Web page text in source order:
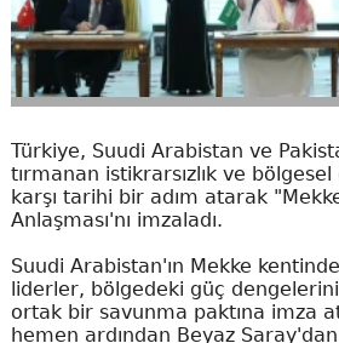
Türkiye, Suudi Arabistan ve
tırmanan istikrarsızlık ve
karşı tarihi bir adım atarak
Anlaşması'nı imzaladı.
Suudi Arabistan'ın Mekke
liderler, bölgedeki güç
ortak bir savunma paktına imza
hemen ardından Beyaz